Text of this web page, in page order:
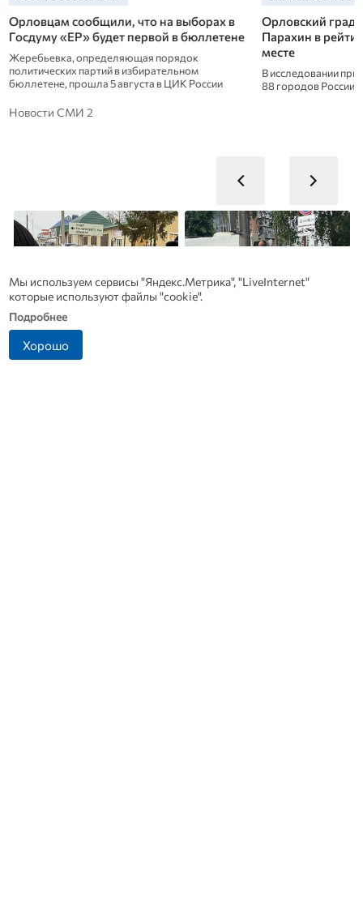
Орловцам сообщили, что на выборах в
Госдуму «ЕР» будет первой в бюллетене
Жеребьевка, определяющая порядок
политических партий в избирательном
бюллетене, прошла 5 августа в ЦИК России
Орловский
Парахин в
месте
В исследовании
88 городов России
Новости СМИ 2
Мы используем сервисы "Яндекс.Метрика", "LiveInternet"
которые используют файлы "cookie".
Подробнее
Хорошо